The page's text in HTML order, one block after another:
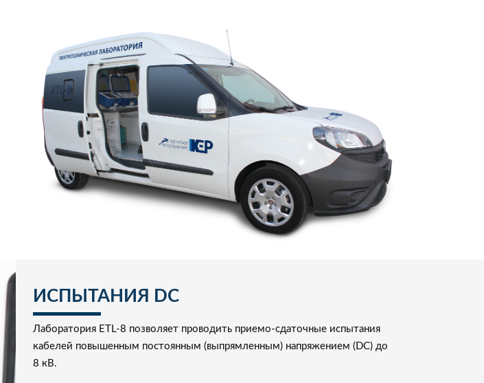
ИСПЫТАНИЯ DC
Лаборатория ETL-8 позволяет проводить приемо-сдаточные испытания
кабелей повышенным постоянным (выпрямленным) напряжением (DC) до
8 кВ.